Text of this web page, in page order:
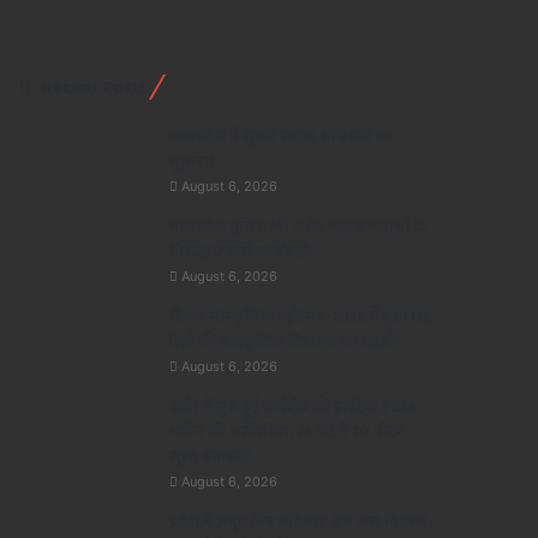
August 6, 2026
August 6, 2026
August 6, 2026
August 6, 2026